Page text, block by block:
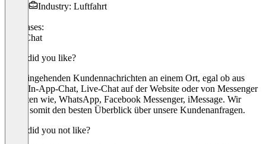
Industry: Luftfahrt
Use cases:
Live Chat
What did you like?
Alle eingehenden Kundennachrichten an einem Ort, egal ob aus
dem , In-App-Chat, Live-Chat auf der Website oder von Messenger
Diensten wie, WhatsApp, Facebook Messenger, iMessage. Wir
haben somit den besten Überblick über unsere Kundenanfragen.
What did you not like?